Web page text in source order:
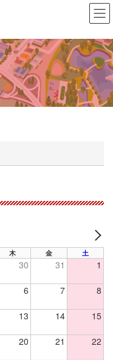
木 金 土
30 31 1
6 7 8
13 14 15
20 21 22